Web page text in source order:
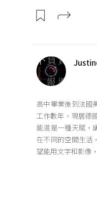
高中畢業後到法國
工作數年，現居德
能混是一種天賦，
在不同的空間生活
望能用文字和影像